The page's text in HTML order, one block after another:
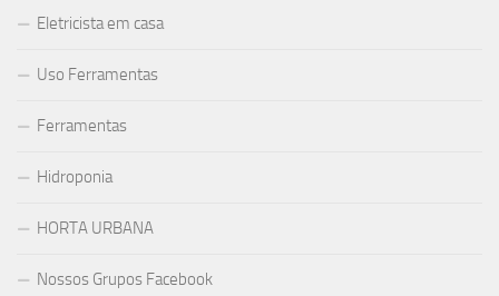
Eletricista em casa
Uso Ferramentas
Ferramentas
Hidroponia
HORTA URBANA
Nossos Grupos Facebook